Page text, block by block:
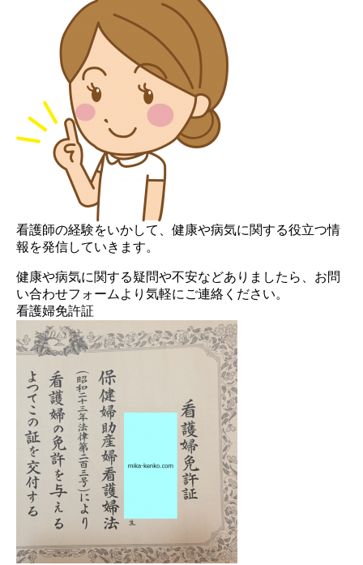
看護師の経験をいかして、健康や病気に関する役立つ情
報を発信していきます。
健康や病気に関する疑問や不安などありましたら、お問
い合わせフォームより気軽にご連絡ください。
看護婦免許証